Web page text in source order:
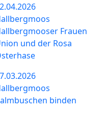
Frauen
und der Rosa
binden